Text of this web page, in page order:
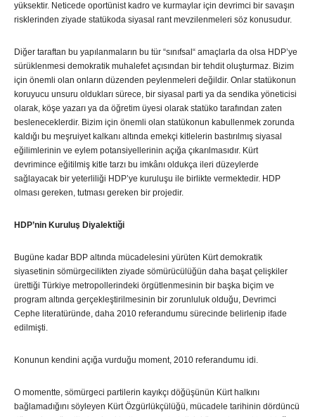
yüksektir. Neticede oportünist kadro ve kurmaylar için devrimci bir savaşın
risklerinden ziyade statükoda siyasal rant mevzilenmeleri söz konusudur.
Diğer taraftan bu yapılanmaların bu tür “sınıfsal“ amaçlarla da olsa HDP’ye
sürüklenmesi demokratik muhalefet açısından bir tehdit oluşturmaz. Bizim
için önemli olan onların düzenden peylenmeleri değildir. Onlar statükonun
koruyucu unsuru oldukları sürece, bir siyasal parti ya da sendika yöneticisi
olarak, köşe yazarı ya da öğretim üyesi olarak statüko tarafından zaten
besleneceklerdir. Bizim için önemli olan statükonun kabullenmek zorunda
kaldığı bu meşruiyet kalkanı altında emekçi kitlelerin bastırılmış siyasal
eğilimlerinin ve eylem potansiyellerinin açığa çıkarılmasıdır. Kürt
devrimince eğitilmiş kitle tarzı bu imkânı oldukça ileri düzeylerde
sağlayacak bir yeterliliği HDP’ye kuruluşu ile birlikte vermektedir. HDP
olması gereken, tutması gereken bir projedir.
HDP’nin Kuruluş Diyalektiği
Bugüne kadar BDP altında mücadelesini yürüten Kürt demokratik
siyasetinin sömürgecilikten ziyade sömürücülüğün daha başat çelişkiler
ürettiği Türkiye metropollerindeki örgütlenmesinin bir başka biçim ve
program altında gerçekleştirilmesinin bir zorunluluk olduğu, Devrimci
Cephe literatüründe, daha 2010 referandumu sürecinde belirlenip ifade
edilmişti.
Konunun kendini açığa vurduğu moment, 2010 referandumu idi.
O momentte, sömürgeci partilerin kayıkçı döğüşünün Kürt halkını
bağlamadığını söyleyen Kürt Özgürlükçülüğü, mücadele tarihinin dördüncü